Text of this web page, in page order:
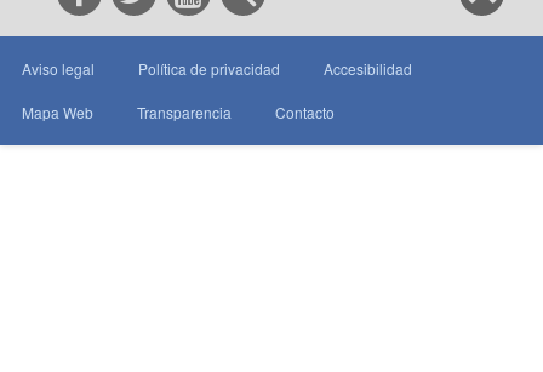
Aviso legal Política de privacidad Accesibilidad
Mapa Web Transparencia Contacto